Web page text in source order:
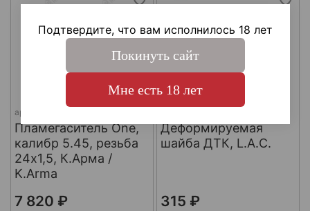
арт.
Пламегаситель One,
калибр 5.45, резьба
24х1,5, К.Арма /
K.Arma
7 820 ₽
Деформируемая
шайба ДТК, L.A.C.
315 ₽
Подтвердите, что вам исполнилось 18 лет
Покинуть сайт
Мне есть 18 лет